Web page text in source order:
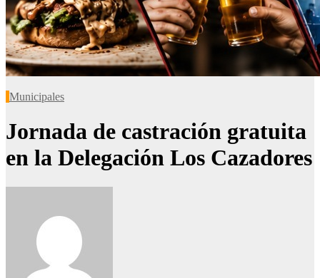
Municipales
Jornada de castración gratuita
en la Delegación Los Cazadores